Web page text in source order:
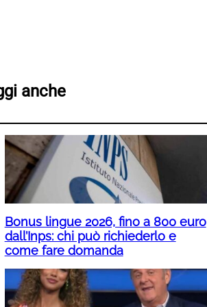
anche
Bonus lingue 2026, fino a 800 euro
dall’Inps: chi può richiederlo e
come fare domanda